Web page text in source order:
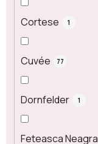
Cortese 1
Cuvée 77
Dornfelder 1
Feteasca Neagra